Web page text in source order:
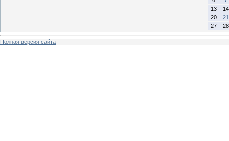
13
14
20
21
27
28
Полная версия сайта